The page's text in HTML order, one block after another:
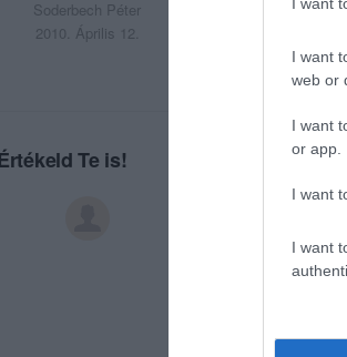
I want
web or
I want
or app.
I want
I want
Soderbech Péter
2010. Április 12.
Te is!